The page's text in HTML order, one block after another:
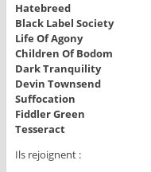
Hatebreed
Black Label Society
Life Of Agony
Children Of Bodom
Dark Tranquility
Devin Townsend
Suffocation
Fiddler Green
Tesseract
Ils rejoignent :